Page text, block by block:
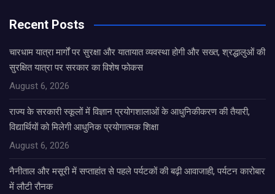
Recent Posts
चारधाम यात्रा मार्गों पर सुरक्षा और यातायात व्यवस्था होगी और सख्त, श्रद्धालुओं की
सुरक्षित यात्रा पर सरकार का विशेष फोकस
August 6, 2026
राज्य के सरकारी स्कूलों में विज्ञान प्रयोगशालाओं के आधुनिकीकरण की तैयारी,
विद्यार्थियों को मिलेगी आधुनिक प्रयोगात्मक शिक्षा
August 6, 2026
नैनीताल और मसूरी में सप्ताहांत से पहले पर्यटकों की बढ़ी आवाजाही, पर्यटन कारोबार
में लौटी रौनक